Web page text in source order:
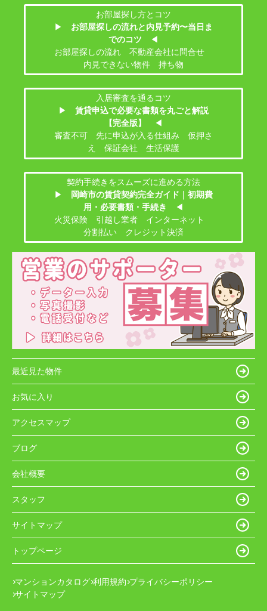
お部屋探し方とコツ
▶
お部屋探しの流れと内見予約〜当日ま
でのコツ
◀
お部屋探しの流れ 不動産会社に問合せ
内見できない物件 持ち物
入居審査を通るコツ
▶
賃貸申込で必要な書類を丸ごと解説
【完全版】
◀
審査不可 先に申込が入る仕組み 仮押さ
え 保証会社 生活保護
契約手続きをスムーズに進める方法
▶
岡崎市の賃貸契約完全ガイド｜初期費
用・必要書類・手続き
◀
火災保険 引越し業者 インターネット
分割払い クレジット決済
最近見た物件
お気に入り
アクセスマップ
ブログ
会社概要
スタッフ
サイトマップ
トップページ
マンションカタログ 利用規約 プライバシーポリシー
サイトマップ